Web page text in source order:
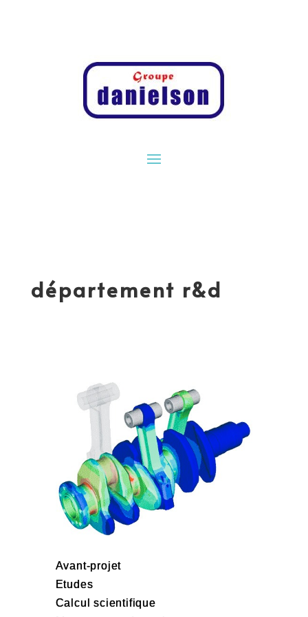
département r&d
Avant-projet
Etudes
Calcul scientifique